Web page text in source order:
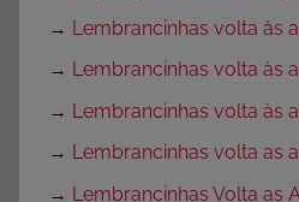
→ Lembrancinhas volta às
→ Lembrancinhas volta às
→ Lembrancinhas volta às
→ Lembrancinhas volta as
→ Lembrancinhas Volta as